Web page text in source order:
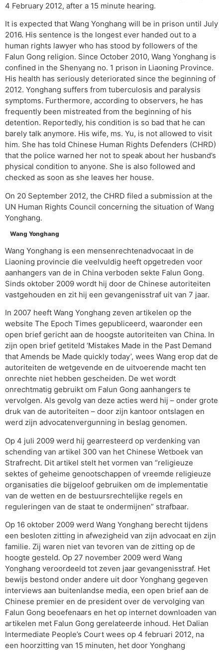
4 February 2012, after a 15 minute hearing.
It is expected that Wang Yonghang will be in prison until July
2016. His sentence is the longest ever handed out to a
human rights lawyer who has stood by followers of the
Falun Gong religion. Since October 2010, Wang Yonghang is
confined in the Shenyang no. 1 prison in Liaoning Province.
His health has seriously deteriorated since the beginning of
2012. Yonghang suffers from tuberculosis and paralysis
symptoms. Furthermore, according to observers, he has
frequently been mistreated from the beginning of his
detention. Reportedly, his condition is so bad that he can
barely talk anymore. His wife, ms. Yu, is not allowed to visit
him. She has told Chinese Human Rights Defenders (CHRD)
that the police warned her not to speak about her husband’s
physical condition to anyone. She is also followed and
checked as soon as she leaves her house.
On 20 September 2012, the CHRD filed a submission at the
UN Human Rights Council concerning the situation of Wang
Yonghang.
Wang Yonghang
Wang Yonghang is een mensenrechtenadvocaat in de
Liaoning provincie die veelvuldig heeft opgetreden voor
aanhangers van de in China verboden sekte Falun Gong.
Sinds oktober 2009 wordt hij door de Chinese autoriteiten
vastgehouden en zit hij een gevangenisstraf uit van 7 jaar.
In 2007 heeft Wang Yonghang zeven artikelen op the
website The Epoch Times gepubliceerd, waaronder een
open brief gericht aan de hoogste autoriteiten van China. In
zijn open brief getiteld ‘Mistakes Made in the Past Demand
that Amends be Made quickly today’, wees Wang erop dat de
autoriteiten de wetgevende en de uitvoerende macht ten
onrechte niet hebben gescheiden. De wet wordt
onrechtmatig gebruikt om Falun Gong aanhangers te
vervolgen. Als gevolg van deze acties werd hij – onder grote
druk van de autoriteiten – door zijn kantoor ontslagen en
werd zijn advocatenvergunning in beslag genomen.
Op 4 juli 2009 werd hij gearresteerd op verdenking van
schending van artikel 300 van het Chinese Wetboek van
Strafrecht. Dit artikel stelt het vormen van “religieuze
sektes of geheime genootschappen of vreemde religieuze
organisaties die bijgeloof gebruiken om de implementatie
van de wetten en de bestuursrechtelijke regels en
reguleringen van de staat te ondermijnen” strafbaar.
Op 16 oktober 2009 werd Wang Yonghang berecht tijdens
een besloten zitting in afwezigheid van zijn advocaat en zijn
familie. Zij waren niet van tevoren van de zitting op de
hoogte gesteld. Op 27 november 2009 werd Wang
Yonghang veroordeeld tot zeven jaar gevangenisstraf. Het
bewijs bestond onder andere uit door Yonghang gegeven
interviews aan buitenlandse media, een open brief aan de
Chinese premier en de president over de vervolging van
Falun Gong beoefenaars en het op internet downloaden van
artikelen met Falun Gong gerelateerde inhoud. Het Dalian
Intermediate People’s Court wees op 4 februari 2012, na
een hoorzitting van 15 minuten, het door Yonghang